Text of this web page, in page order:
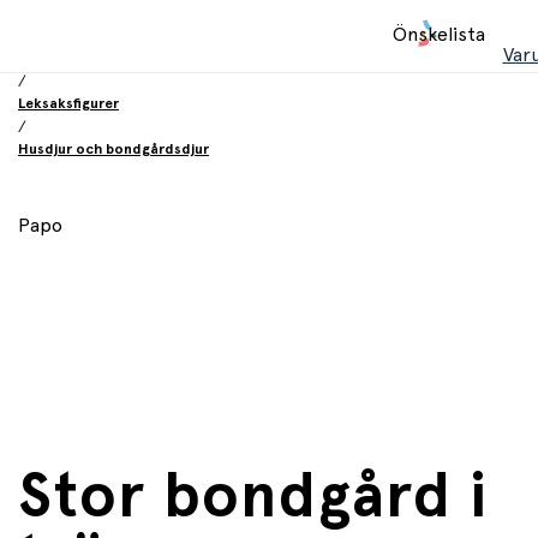
Önskelista
/
Leksaksfigurer
/
Husdjur och bondgårdsdjur
Papo
Stor bondgård i